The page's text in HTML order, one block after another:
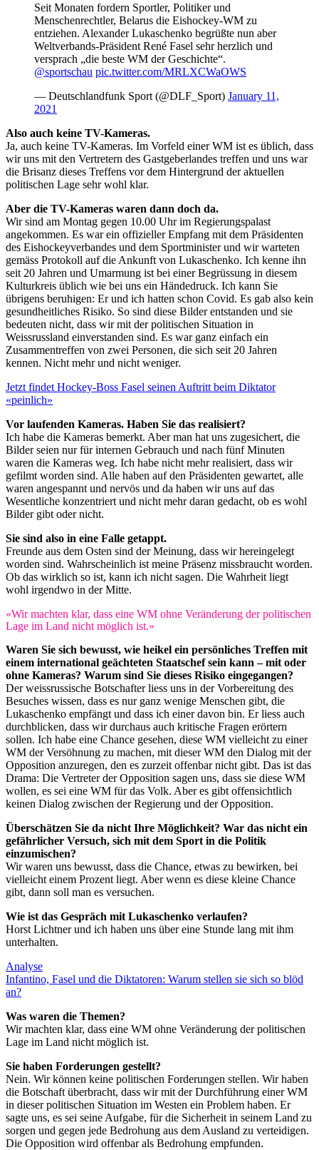
Seit Monaten fordern Sportler, Politiker und
Menschenrechtler, Belarus die Eishockey-WM zu
entziehen. Alexander Lukaschenko begrüßte nun aber
Weltverbands-Präsident René Fasel sehr herzlich und
versprach „die beste WM der Geschichte“.
@sportschau pic.twitter.com/MRLXCWaOWS
— Deutschlandfunk Sport (@DLF_Sport) January 11,
2021
Also auch keine TV-Kameras.
Ja, auch keine TV-Kameras. Im Vorfeld einer WM ist es üblich, dass
wir uns mit den Vertretern des Gastgeberlandes treffen und uns war
die Brisanz dieses Treffens vor dem Hintergrund der aktuellen
politischen Lage sehr wohl klar.
Aber die TV-Kameras waren dann doch da.
Wir sind am Montag gegen 10.00 Uhr im Regierungspalast
angekommen. Es war ein offizieller Empfang mit dem Präsidenten
des Eishockeyverbandes und dem Sportminister und wir warteten
gemäss Protokoll auf die Ankunft von Lukaschenko. Ich kenne ihn
seit 20 Jahren und Umarmung ist bei einer Begrüssung in diesem
Kulturkreis üblich wie bei uns ein Händedruck. Ich kann Sie
übrigens beruhigen: Er und ich hatten schon Covid. Es gab also kein
gesundheitliches Risiko. So sind diese Bilder entstanden und sie
bedeuten nicht, dass wir mit der politischen Situation in
Weissrussland einverstanden sind. Es war ganz einfach ein
Zusammentreffen von zwei Personen, die sich seit 20 Jahren
kennen. Nicht mehr und nicht weniger.
Jetzt findet Hockey-Boss Fasel seinen Auftritt beim Diktator
«peinlich»
Vor laufenden Kameras. Haben Sie das realisiert?
Ich habe die Kameras bemerkt. Aber man hat uns zugesichert, die
Bilder seien nur für internen Gebrauch und nach fünf Minuten
waren die Kameras weg. Ich habe nicht mehr realisiert, dass wir
gefilmt worden sind. Alle haben auf den Präsidenten gewartet, alle
waren angespannt und nervös und da haben wir uns auf das
Wesentliche konzentriert und nicht mehr daran gedacht, ob es wohl
Bilder gibt oder nicht.
Sie sind also in eine Falle getappt.
Freunde aus dem Osten sind der Meinung, dass wir hereingelegt
worden sind. Wahrscheinlich ist meine Präsenz missbraucht worden.
Ob das wirklich so ist, kann ich nicht sagen. Die Wahrheit liegt
wohl irgendwo in der Mitte.
«Wir machten klar, dass eine WM ohne Veränderung der politischen
Lage im Land nicht möglich ist.»
Waren Sie sich bewusst, wie heikel ein persönliches Treffen mit
einem international geächteten Staatschef sein kann – mit oder
ohne Kameras? Warum sind Sie dieses Risiko eingegangen?
Der weissrussische Botschafter liess uns in der Vorbereitung des
Besuches wissen, dass es nur ganz wenige Menschen gibt, die
Lukaschenko empfängt und dass ich einer davon bin. Er liess auch
durchblicken, dass wir durchaus auch kritische Fragen erörtern
sollen. Ich habe eine Chance gesehen, diese WM vielleicht zu einer
WM der Versöhnung zu machen, mit dieser WM den Dialog mit der
Opposition anzuregen, den es zurzeit offenbar nicht gibt. Das ist das
Drama: Die Vertreter der Opposition sagen uns, dass sie diese WM
wollen, es sei eine WM für das Volk. Aber es gibt offensichtlich
keinen Dialog zwischen der Regierung und der Opposition.
Überschätzen Sie da nicht Ihre Möglichkeit? War das nicht ein
gefährlicher Versuch, sich mit dem Sport in die Politik
einzumischen?
Wir waren uns bewusst, dass die Chance, etwas zu bewirken, bei
vielleicht einem Prozent liegt. Aber wenn es diese kleine Chance
gibt, dann soll man es versuchen.
Wie ist das Gespräch mit Lukaschenko verlaufen?
Horst Lichtner und ich haben uns über eine Stunde lang mit ihm
unterhalten.
Analyse
Infantino, Fasel und die Diktatoren: Warum stellen sie sich so blöd
an?
Was waren die Themen?
Wir machten klar, dass eine WM ohne Veränderung der politischen
Lage im Land nicht möglich ist.
Sie haben Forderungen gestellt?
Nein. Wir können keine politischen Forderungen stellen. Wir haben
die Botschaft überbracht, dass wir mit der Durchführung einer WM
in dieser politischen Situation im Westen ein Problem haben. Er
sagte uns, es sei seine Aufgabe, für die Sicherheit in seinem Land zu
sorgen und gegen jede Bedrohung aus dem Ausland zu verteidigen.
Die Opposition wird offenbar als Bedrohung empfunden.